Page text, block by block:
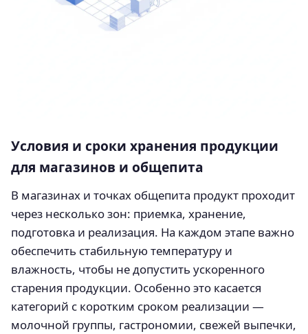
Условия и сроки хранения продукции
для магазинов и общепита
В магазинах и точках общепита продукт проходит
через несколько зон: приемка, хранение,
подготовка и реализация. На каждом этапе важно
обеспечить стабильную температуру и
влажность, чтобы не допустить ускоренного
старения продукции. Особенно это касается
категорий с коротким сроком реализации —
молочной группы, гастрономии, свежей выпечки,